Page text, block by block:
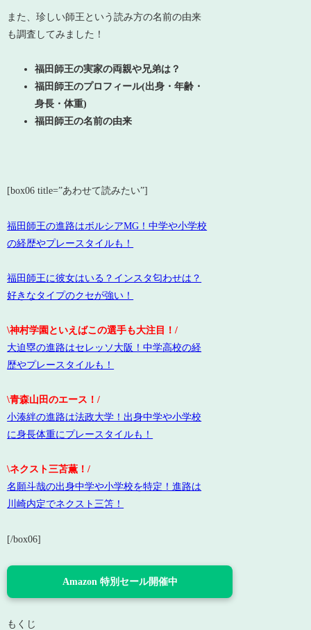
また、珍しい師王という読み方の名前の由来
も調査してみました！
福田師王の実家の両親や兄弟は？
福田師王のプロフィール(出身・年齢・
身長・体重)
福田師王の名前の由来
[box06 title=”あわせて読みたい”]
福田師王の進路はボルシアMG！中学や小学校
の経歴やプレースタイルも！
福田師王に彼女はいる？インスタ匂わせは？
好きなタイプのクセが強い！
\神村学園といえばこの選手も大注目！/
大迫塁の進路はセレッソ大阪！中学高校の経
歴やプレースタイルも！
\青森山田のエース！/
小湊絆の進路は法政大学！出身中学や小学校
に身長体重にプレースタイルも！
\ネクスト三苫薫！/
名願斗哉の出身中学や小学校を特定！進路は
川崎内定でネクスト三笘！
[/box06]
Amazon 特別セール開催中
もくじ